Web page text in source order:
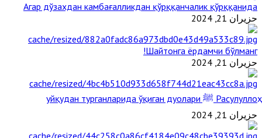
Агар дўзахдан камбағалликдан қўрққанчалик қўрққанида
حزيران 21, 2024
Шайтонга ёрдамчи бўлманг!
حزيران 21, 2024
Расулуллоҳ ﷺ уйқудан турганларида ўқиган дуолари
حزيران 21, 2024